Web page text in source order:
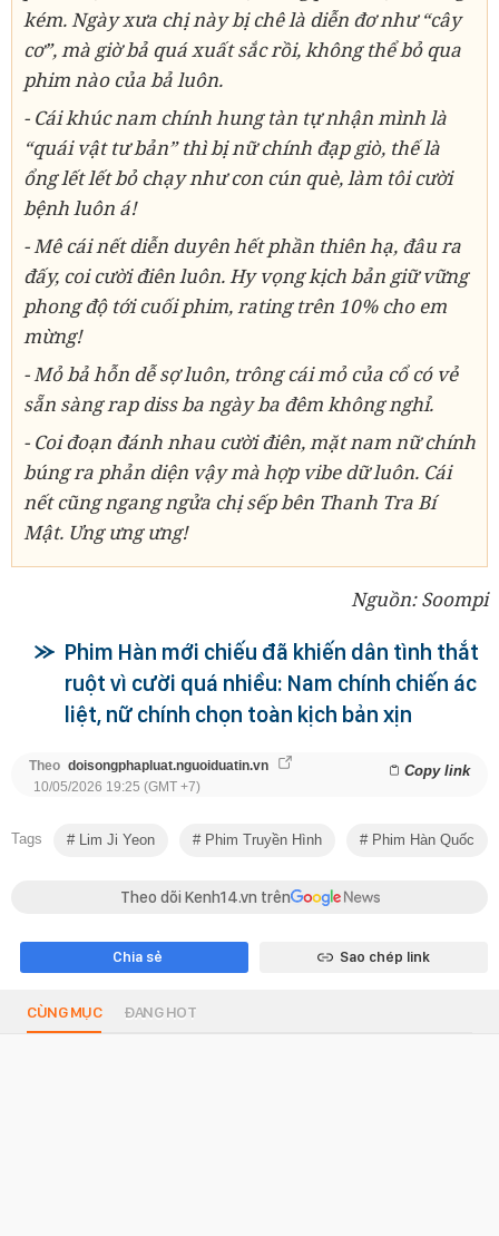
kém. Ngày xưa chị này bị chê là diễn đơ như “cây
cơ”, mà giờ bả quá xuất sắc rồi, không thể bỏ qua
phim nào của bả luôn.
- Cái khúc nam chính hung tàn tự nhận mình là
“quái vật tư bản” thì bị nữ chính đạp giò, thế là
ổng lết lết bỏ chạy như con cún què, làm tôi cười
bệnh luôn á!
- Mê cái nết diễn duyên hết phần thiên hạ, đâu ra
đấy, coi cười điên luôn. Hy vọng kịch bản giữ vững
phong độ tới cuối phim, rating trên 10% cho em
mừng!
- Mỏ bả hỗn dễ sợ luôn, trông cái mỏ của cổ có vẻ
sẵn sàng rap diss ba ngày ba đêm không nghỉ.
- Coi đoạn đánh nhau cười điên, mặt nam nữ chính
búng ra phản diện vậy mà hợp vibe dữ luôn. Cái
nết cũng ngang ngửa chị sếp bên Thanh Tra Bí
Mật. Ưng ưng ưng!
Nguồn: Soompi
Phim Hàn mới chiếu đã khiến dân tình thắt
ruột vì cười quá nhiều: Nam chính chiến ác
liệt, nữ chính chọn toàn kịch bản xịn
Theo doisongphapluat.nguoiduatin.vn Copy link
10/05/2026 19:25 (GMT +7)
Tags Lim Ji Yeon Phim Truyền Hình Phim Hàn Quốc
Theo dõi Kenh14.vn trên
Chia sẻ Sao chép link
CÙNG MỤC ĐANG HOT